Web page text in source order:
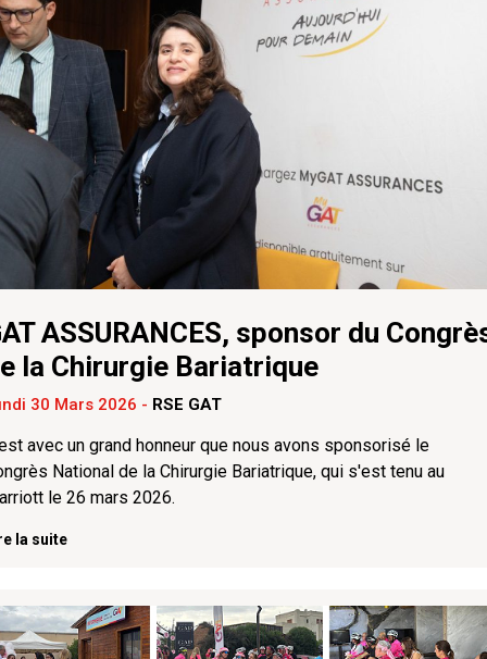
ASSURANCES, sponsor du
la Chirurgie Bariatrique
30 Mars 2026 - RSE GAT
avec un grand honneur que nous avons sponsorisé le
National de la Chirurgie Bariatrique, qui s'est tenu au
le 26 mars 2026.
la suite